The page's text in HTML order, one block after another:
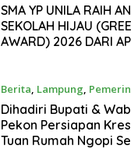
Agustus 7, 2026
SMA YP UNILA RAIH ANUGERAH
SEKOLAH HIJAU
AWARD) 2026 DARI
Berita, Lampung,
Agustus 7, 2026
Dihadiri Bupati &
Pekon Persiapan
Tuan Rumah Ngopi